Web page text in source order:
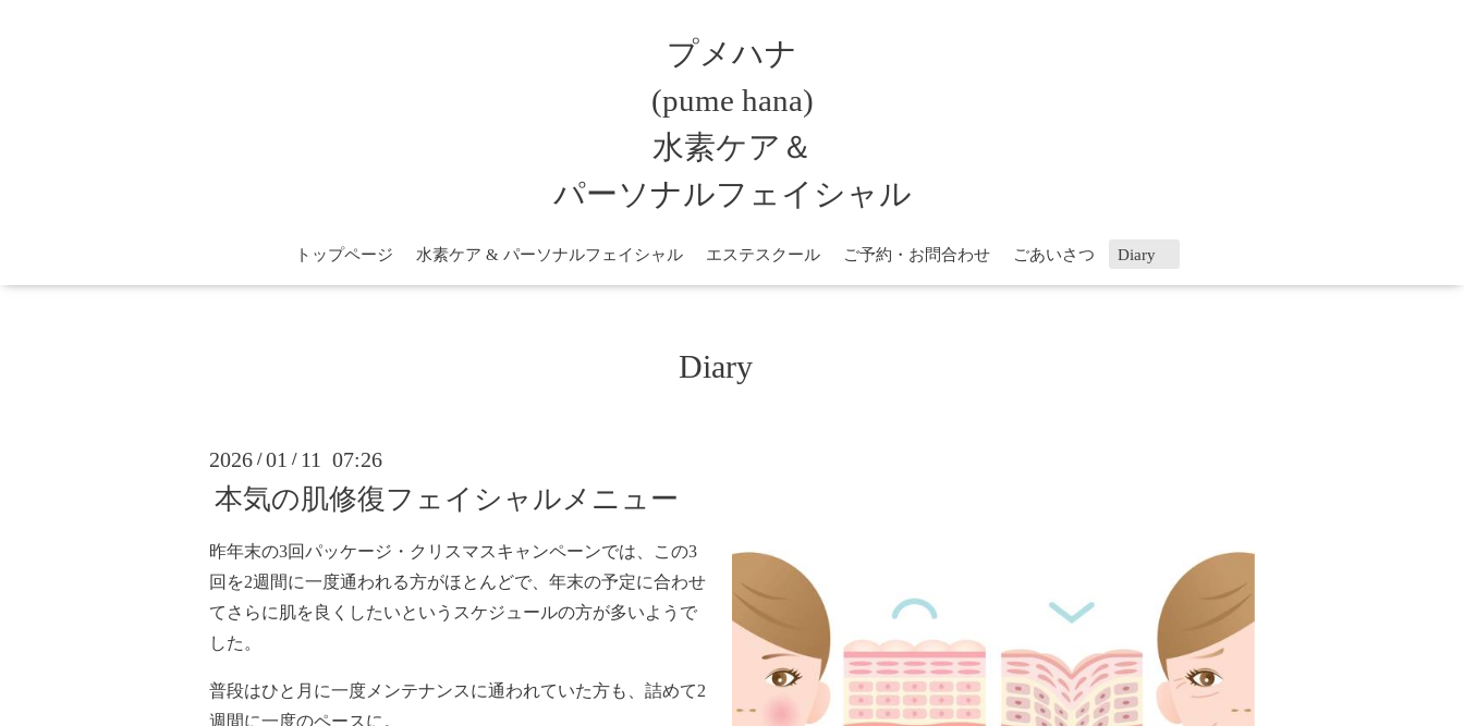
プメハナ
(pume hana)
水素ケア＆
パーソナルフェイシャル
トップページ 水素ケア & パーソナルフェイシャル エステスクール ご予約・お問合わせ ごあいさつ Diary
Diary
2026 /01 / 11 07:26
本気の肌修復フェイシャルメニュー
昨年末の3回パッケージ・クリスマスキャンペーンでは、
この3
回を2週間に一度通われる方がほとんどで、 年末の予定に合わせ
てさらに肌を良くしたいというスケジュールの方が多いようで
した。
普段はひと月に一度メンテナンスに通われていた方も、詰めて2
週間に一度のペースに。